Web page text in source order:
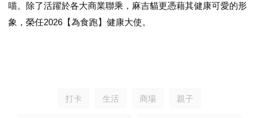
喵。除了活躍於各大商業聯乘，麻吉貓更憑藉其健康可愛的形
象，榮任2026【為食跑】健康大使。
打卡 生活 商場 親子